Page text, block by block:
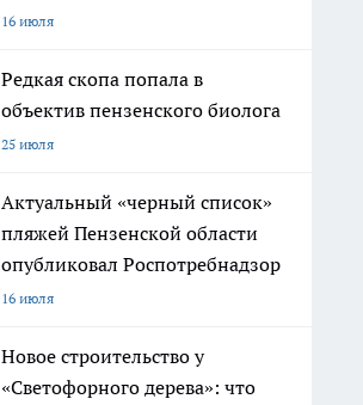
16 июля
Редкая скопа попала в
объектив пензенского биолога
25 июля
Актуальный «черный список»
пляжей Пензенской области
опубликовал Роспотребнадзор
16 июля
Новое строительство у
«Светофорного дерева»: что